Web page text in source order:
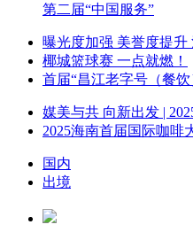
第二届“中国服务”
曝光度加强 美誉度提升
椰城篮球赛 一点就燃！
首届“昌江老字号（餐饮
媒美与共 向新出发 |
2025海南首届国际咖啡
国内
出境